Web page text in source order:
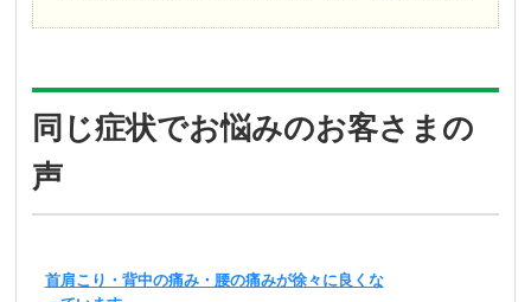
同じ症状でお悩みのお客さまの
声
首肩こり・背中の痛み・腰の痛みが徐々に良くな